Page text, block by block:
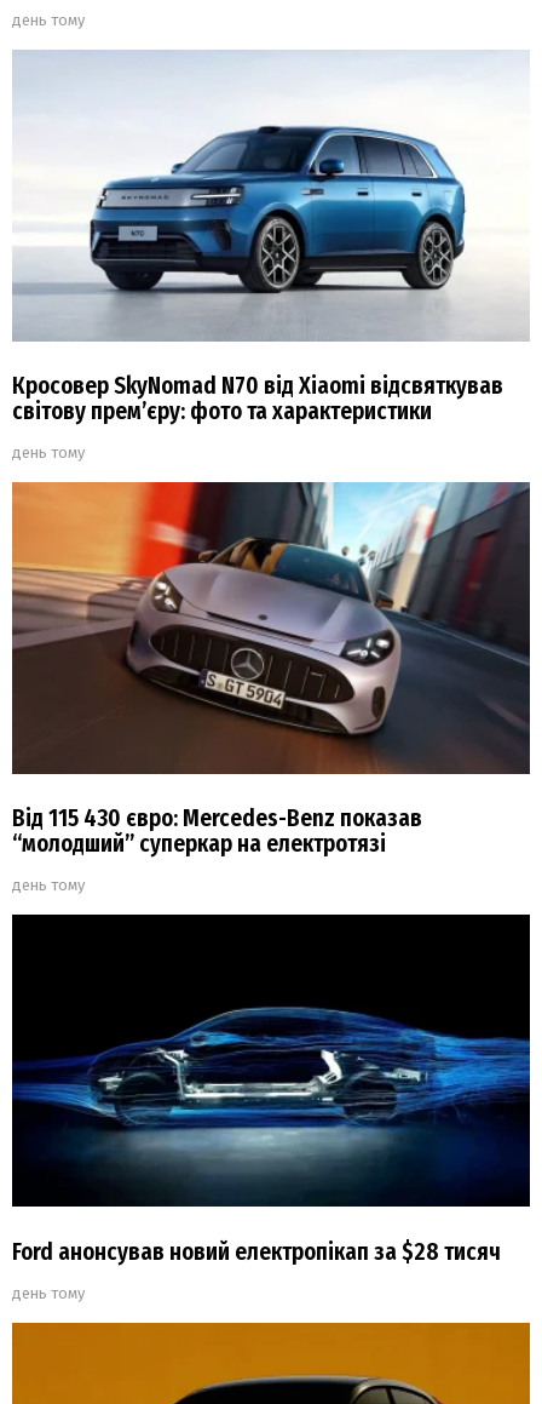
день тому
Кросовер SkyNomad N70 від Xiaomi відсвяткував
світову прем’єру: фото та характеристики
день тому
Від 115 430 євро: Mercedes-Benz показав
“молодший” суперкар на електротязі
день тому
Ford анонсував новий електропікап за $28 тисяч
день тому